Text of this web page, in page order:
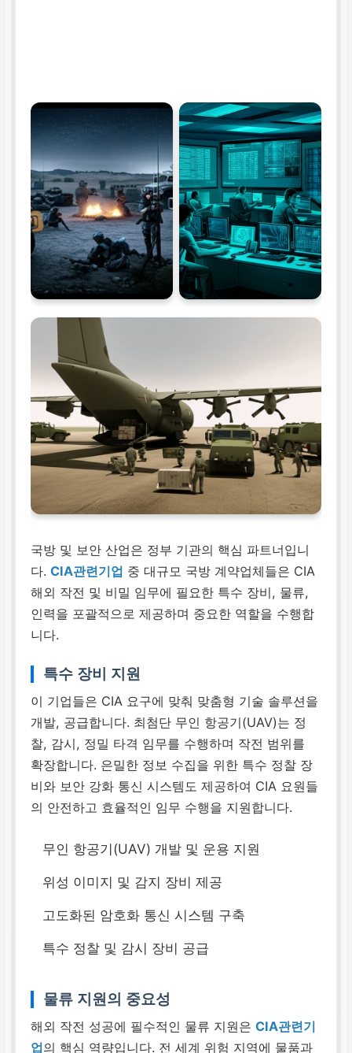
국방 및 보안 산업은 정부 기관의 핵심 파트너입니
다.CIA관련기업 중 대규모 국방 계약업체들은 CIA
해외 작전 및 비밀 임무에 필요한 특수 장비, 물류,
인력을 포괄적으로 제공하며 중요한 역할을 수행합
니다.
특수 장비 지원
이 기업들은 CIA 요구에 맞춰 맞춤형 기술 솔루션을
개발, 공급합니다. 최첨단 무인 항공기(UAV)는 정
찰, 감시, 정밀 타격 임무를 수행하며 작전 범위를
확장합니다. 은밀한 정보 수집을 위한 특수 정찰 장
비와 보안 강화 통신 시스템도 제공하여 CIA 요원들
의 안전하고 효율적인 임무 수행을 지원합니다.
무인 항공기(UAV) 개발 및 운용 지원
위성 이미지 및 감지 장비 제공
고도화된 암호화 통신 시스템 구축
특수 정찰 및 감시 장비 공급
물류 지원의 중요성
해외 작전 성공에 필수적인 물류 지원은CIA관련기
업의 핵심 역량입니다. 전 세계 위험 지역에 물품과